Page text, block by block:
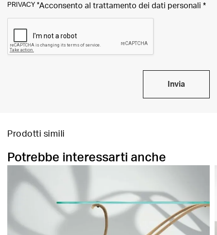
PRIVACY *Acconsento al trattamento dei dati personali *
Invia
Prodotti simili
Potrebbe interessarti anche